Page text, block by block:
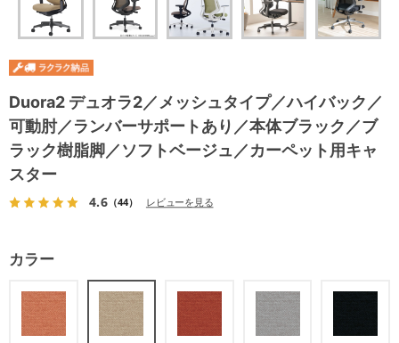
Duora2 デュオラ2／メッシュタイプ／ハイバック／
可動肘／ランバーサポートあり／本体ブラック／ブ
ラック樹脂脚／ソフトベージュ／カーペット用キャ
スター
4.6（44） レビューを見る
カラー